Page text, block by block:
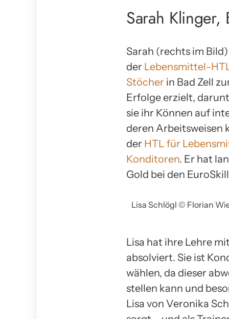
Sarah Klinger,
Sarah (rechts im
der Lebensmittel-
Stöcher in Bad Zell
Erfolge erzielt,
sie ihr Können auf
deren Arbeitsweisen
der HTL für
Konditoren. Er hat
Gold bei den
Lisa Schlögl © Florian
Lisa hat ihre Lehre
absolviert. Sie ist
wählen, da dieser
stellen kann und
Lisa von Veronika